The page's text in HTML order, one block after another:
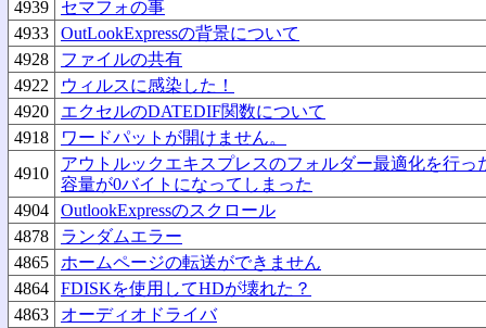
4939
セマフォの事
4933
OutLookExpressの背景について
4928
ファイルの共有
4922
ウィルスに感染した！
4920
エクセルのDATEDIF関数について
4918
ワードパットが開けません。
4910
アウトルックエキスプレスのフォルダー最適化を行っ
容量が0バイトになってしまった
4904
OutlookExpressのスクロール
4878
ランダムエラー
4865
ホームページの転送ができません
4864
FDISKを使用してHDが壊れた？
4863
オーディオドライバ